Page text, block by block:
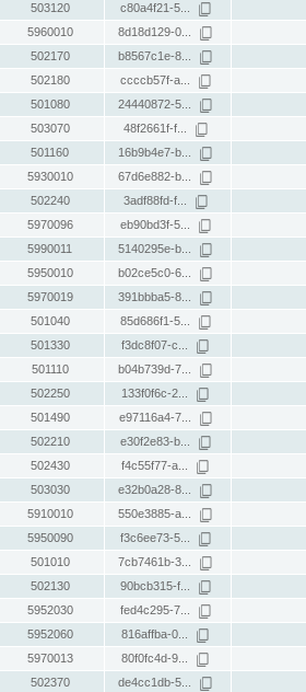
503120 c80a4f21-5...
5960010 8d18d129-0...
502170 b8567c1e-8...
502180 ccccb57f-a...
501080 24440872-5...
503070 48f2661f-f...
501160 16b9b4e7-b...
5930010 67d6e882-b...
502240 3adf88fd-f...
5970096 eb90bd3f-5...
5990011 5140295e-b...
5950010 b02ce5c0-6...
5970019 391bbba5-8...
501040 85d686f1-5...
501330 f3dc8f07-c...
501110 b04b739d-7...
502250 133f0f6c-2...
501490 e97116a4-7...
502210 e30f2e83-b...
502430 f4c55f77-a...
503030 e32b0a28-8...
5910010 550e3885-a...
5950090 f3c6ee73-5...
501010 7cb7461b-3...
502130 90bcb315-f...
5952030 fed4c295-7...
5952060 816affba-0...
5970013 80f0fc4d-9...
502370 de4cc1db-5...